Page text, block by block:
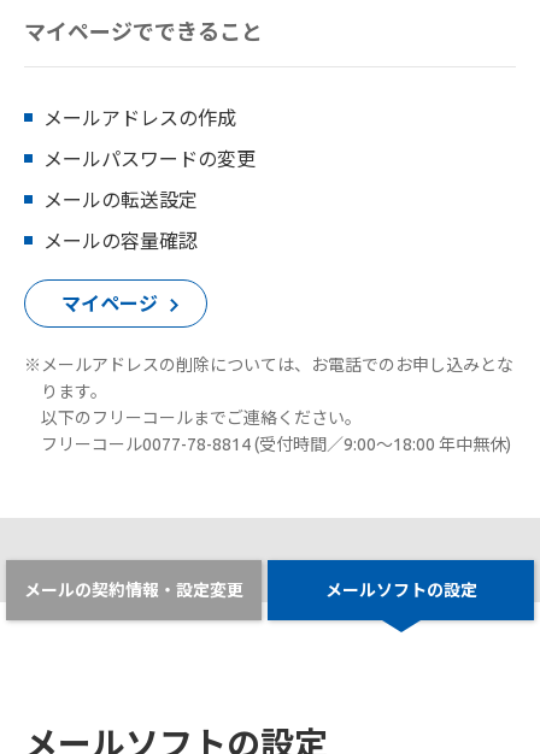
マイページでできること
メールアドレスの作成
メールパスワードの変更
メールの転送設定
メールの容量確認
マイページ
※メールアドレスの削除については、お電話でのお申し込みとな
ります。
以下のフリーコールまでご連絡ください。
フリーコール0077-78-8814 (受付時間／9:00～18:00 年中無休)
メールの契約情報・設定変更 メールソフトの設定
メールソフトの設定